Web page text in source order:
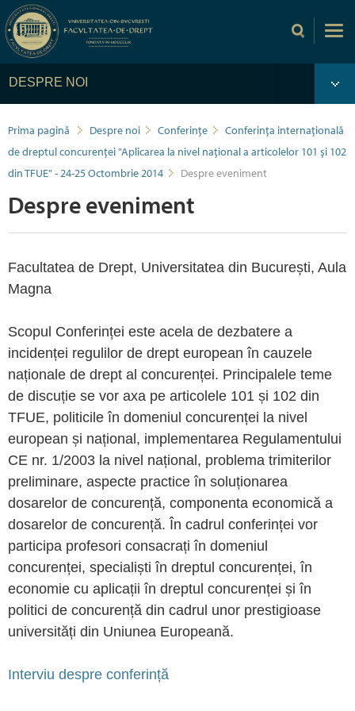
DESPRE NOI
Prima pagină Despre noi Conferințe
Conferința internațională
de dreptul concurenței "Aplicarea la nivel național a articolelor 101 și 102
din TFUE" - 24-25 Octombrie 2014
Despre eveniment
Despre eveniment
Facultatea de Drept, Universitatea din București, Aula
Magna
Scopul Conferinței este acela de dezbatere a
incidenței regulilor de drept european în cauzele
naționale de drept al concurenței. Principalele teme
de discuție se vor axa pe articolele 101 și 102 din
TFUE, politicile în domeniul concurenței la nivel
european și național, implementarea Regulamentului
CE nr. 1/2003 la nivel național, problema trimiterilor
preliminare, aspecte practice în soluționarea
dosarelor de concurență, componenta economică a
dosarelor de concurență. În cadrul conferinței vor
participa profesori consacrați în domeniul
concurenței, specialiști în dreptul concurenței, în
economie cu aplicații în dreptul concurenței și în
politici de concurență din cadrul unor prestigioase
universități din Uniunea Europeană.
Interviu despre conferință